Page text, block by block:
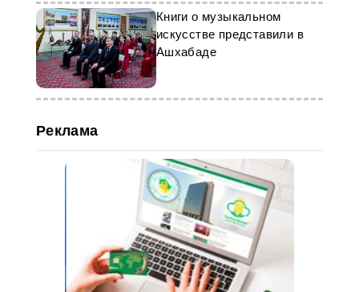
Книги о музыкальном
искусстве представили в
Ашхабаде
Реклама